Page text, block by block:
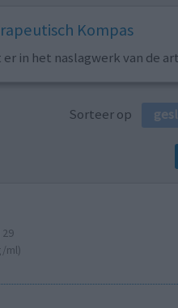
Kompas
in het naslagwerk van de
Sorteer op
29
ml)